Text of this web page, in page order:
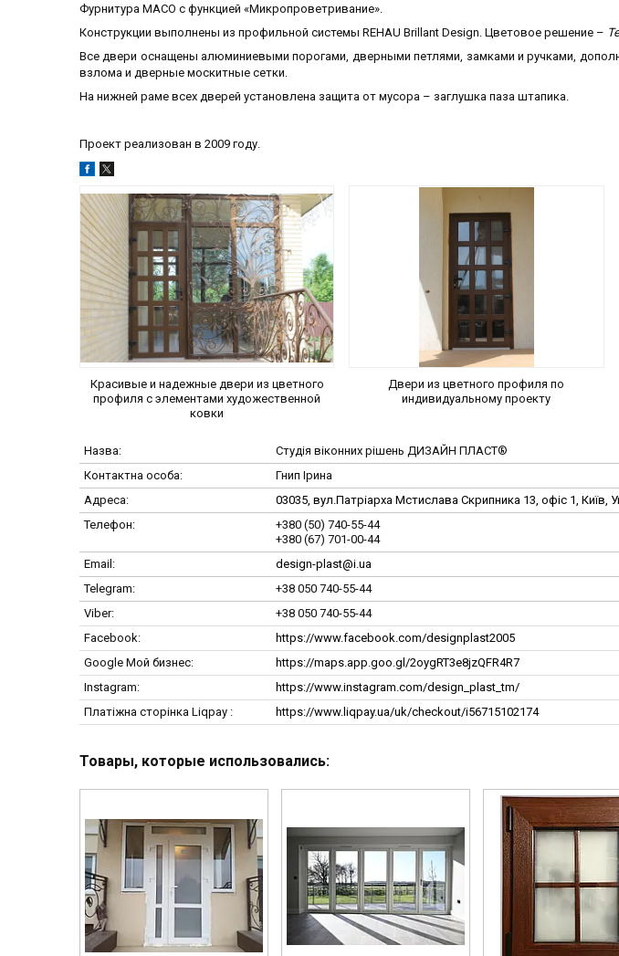
Фурнитура МАСО с функцией «Микропроветривание».
Конструкции выполнены из профильной системы REHAU Brillant Design. Цветовое решение –
Все двери оснащены алюминиевыми порогами, дверными петлями, замками и ручками,
взлома и дверные москитные сетки.
На нижней раме всех дверей установлена защита от мусора – заглушка паза штапика.
Проект реализован в 2009 году.
Красивые и надежные двери из цветного
профиля с элементами художественной
ковки
Двери из цветного профиля по
индивидуальному проекту
Студія віконних рішень ДИЗАЙН ПЛАСТ®
Гнип Ірина
03035, вул.Патріарха Мстислава Скрипника 13, офіс 1, Київ,
+380 (50) 740-55-44
+380 (67) 701-00-44
design-plast@i.ua
+38 050 740-55-44
+38 050 740-55-44
Facebook
https://www.facebook.com/designplast2005
Google Мой бизнес
https://maps.app.goo.gl/2oygRT3e8jzQFR4R7
Instagram
https://www.instagram.com/design_plast_tm/
Платіжна сторінка Liqpay
https://www.liqpay.ua/uk/checkout/i56715102174